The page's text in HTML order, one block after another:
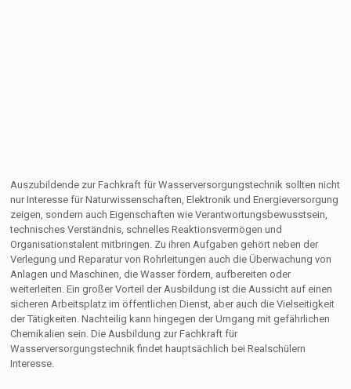
Auszubildende zur Fachkraft für Wasserversorgungstechnik sollten nicht
nur Interesse für Naturwissenschaften, Elektronik und Energieversorgung
zeigen, sondern auch Eigenschaften wie Verantwortungsbewusstsein,
technisches Verständnis, schnelles Reaktionsvermögen und
Organisationstalent mitbringen. Zu ihren Aufgaben gehört neben der
Verlegung und Reparatur von Rohrleitungen auch die Überwachung von
Anlagen und Maschinen, die Wasser fördern, aufbereiten oder
weiterleiten. Ein großer Vorteil der Ausbildung ist die Aussicht auf einen
sicheren Arbeitsplatz im öffentlichen Dienst, aber auch die Vielseitigkeit
der Tätigkeiten. Nachteilig kann hingegen der Umgang mit gefährlichen
Chemikalien sein. Die Ausbildung zur Fachkraft für
Wasserversorgungstechnik findet hauptsächlich bei Realschülern
Interesse.